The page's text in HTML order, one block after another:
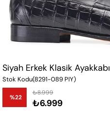
Siyah Erkek Klasik Ayakkabı
Stok Kodu(8291-089 PIY)
%22
İndirim
₺8.999
₺6.999